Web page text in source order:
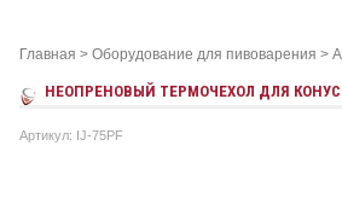
Главная > Оборудование для пивоварения >
НЕОПРЕНОВЫЙ ТЕРМОЧЕХОЛ ДЛЯ
Артикул: IJ-75PF